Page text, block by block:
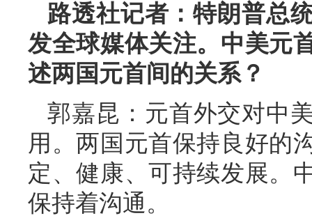
路透社记者：特朗普总
发全球媒体关注。中美元
述两国元首间的关系？
郭嘉昆：元首外交对中
用。两国元首保持良好的
定、健康、可持续发展。
保持着沟通。